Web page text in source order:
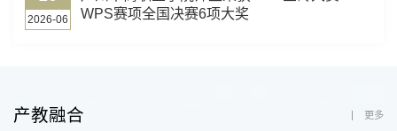
2026-06
WPS赛项全国决赛6项大奖
产教融合 更多